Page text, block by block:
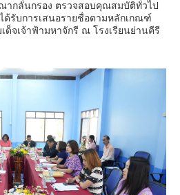
ากลั่นกรอง ตรวจสอบคุณสมบัติทั่วไป
รับการเสนอรายชื่อตามหลักเกณฑ์
ด็จเจ้าฟ้ามหาจักรี ณ โรงเรียนย่านคีรี